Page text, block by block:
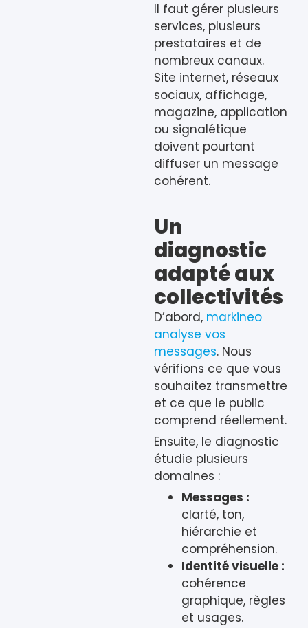
Il faut gérer plusieurs
services, plusieurs
prestataires et de
nombreux canaux.
Site internet, réseaux
sociaux, affichage,
magazine, application
ou signalétique
doivent pourtant
diffuser un message
cohérent.
Un
diagnostic
adapté aux
collectivités
D’abord, markineo
analyse vos
messages. Nous
vérifions ce que vous
souhaitez transmettre
et ce que le public
comprend réellement.
Ensuite, le diagnostic
étudie plusieurs
domaines :
Messages :
clarté, ton,
hiérarchie et
compréhension.
Identité visuelle :
cohérence
graphique, règles
et usages.